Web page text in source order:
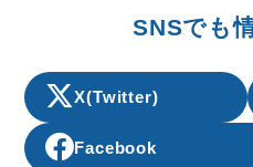
SNSでも
X(Twitter)
Facebook